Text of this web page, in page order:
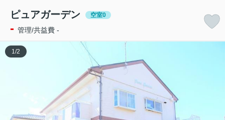
ピュアガーデン 空室0
- 管理/共益費 -
1/2